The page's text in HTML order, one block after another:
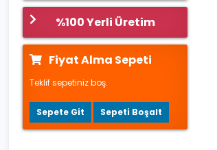
%100 Yerli Üretim
Fiyat Alma Sepeti
Teklif sepetiniz boş.
Sepete Git Sepeti Boşalt